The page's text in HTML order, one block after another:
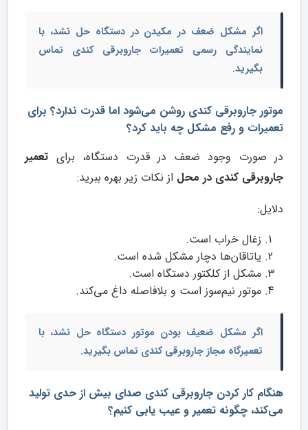
اگر مشکل ضعف در مکیدن در دستگاه حل نشد، با
نمایندگی رسمی تعمیرات جاروبرقی کندی تماس
بگیرید.
موتور جاروبرقی کندی روشن می‌شود اما قدرت ندارد؟ برای
تعمیرات و رفع مشکل چه باید کرد؟
در صورت وجود ضعف در قدرت دستگاه، برای تعمیر
جاروبرقی کندی در محل از نکات زیر بهره ببرید:
دلایل:
زغال خراب است.
یاتاقان‌ها دچار مشکل شده است.
مشکل از کلکتور دستگاه است.
موتور نیم‌سوز است و بلافاصله داغ می‌کند.
اگر مشکل ضعیف بودن موتور دستگاه حل نشد، با
تعمیرگاه مجاز جاروبرقی کندی تماس بگیرید.
هنگام کار کردن جاروبرقی کندی صدای بیش از حدی تولید
می‌کند، چگونه تعمیر و عیب یابی کنیم؟